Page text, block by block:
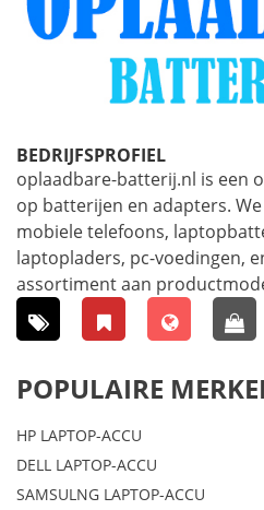
BEDRIJFSPROFIEL
oplaadbare-batterij.nl is een
op batterijen en adapters.
mobiele telefoons,
laptopladers, pc-voedingen,
assortiment aan
POPULAIRE
HP LAPTOP-ACCU
DELL LAPTOP-ACCU
SAMSULNG LAPTOP-ACCU